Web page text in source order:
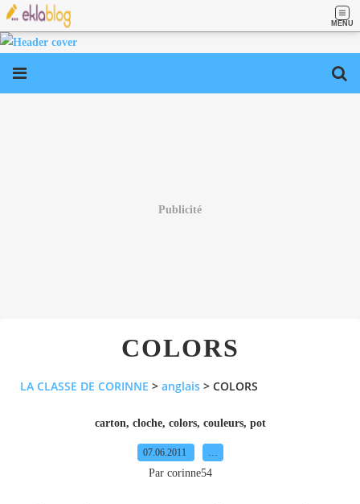
MENU
Publicité
COLORS
LA CLASSE DE CORINNE > anglais > COLORS
carton, cloche, colors, couleurs, pot
07.06.2011
Par corinne54